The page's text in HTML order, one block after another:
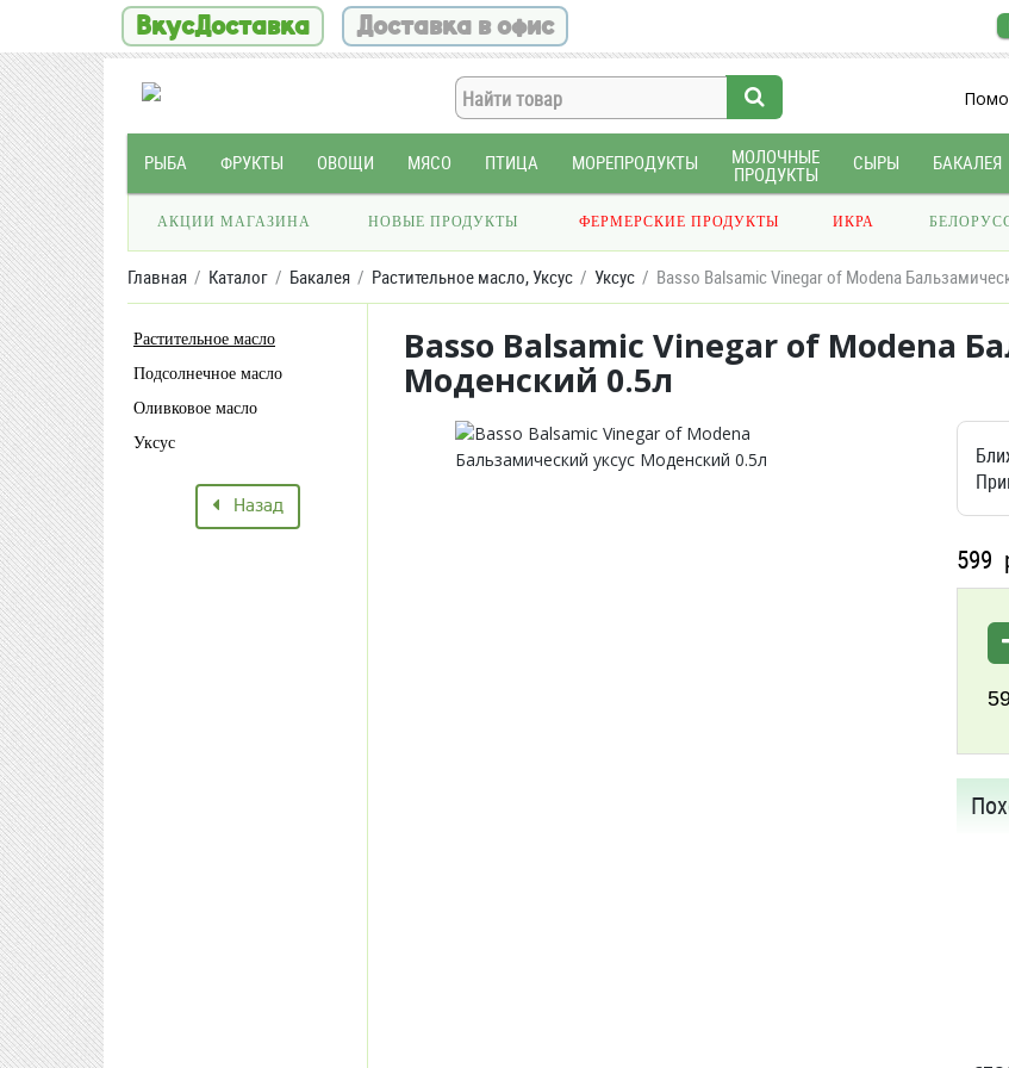
ВкусДоставка Доставка в офис
РЫБА ФРУКТЫ ОВОЩИ МЯСО ПТИЦА МОРЕПРОДУКТЫ МОЛОЧНЫЕ
ПРОДУКТЫ
СЫРЫ БАКАЛЕЯ
АКЦИИ МАГАЗИНА НОВЫЕ ПРОДУКТЫ ФЕРМЕРСКИЕ ПРОДУКТЫ ИКРА
Главная Каталог Бакалея Растительное масло, Уксус Уксус Basso Balsamic Vinegar of Modena
Растительное масло
Подсолнечное масло
Оливковое масло
Уксус
Назад
Basso Balsamic Vinegar of Modena
Моденский 0.5л
599